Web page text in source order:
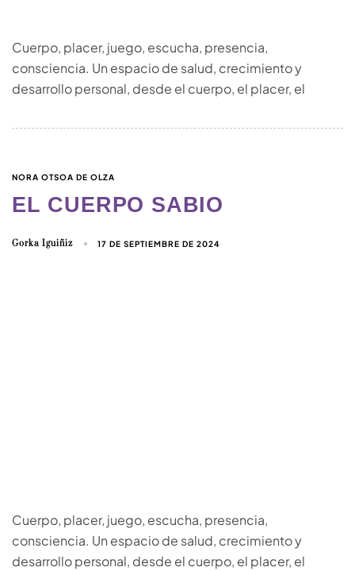
Cuerpo, placer, juego, escucha, presencia,
consciencia. Un espacio de salud, crecimiento y
desarrollo personal, desde el cuerpo, el placer, el
NORA OTSOA DE OLZA
EL CUERPO SABIO
Gorka Iguiñiz 17 DE SEPTIEMBRE DE 2024
Cuerpo, placer, juego, escucha, presencia,
consciencia. Un espacio de salud, crecimiento y
desarrollo personal, desde el cuerpo, el placer, el